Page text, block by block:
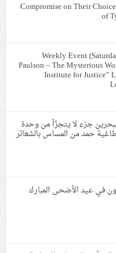
Compromise on Their
of
Weekly Event
Paulson – The Mysterious
Institute for Justice”
جزء لا يتجزّأ من وحدة
حمد من المساس بالشعائر
في عيد الأضحى المبارك